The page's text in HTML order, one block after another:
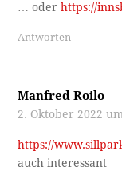
… oderhttps://
Antworten
Manfred Roilo
2. Oktober 2022
https://
auch interessant